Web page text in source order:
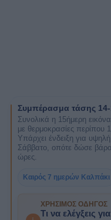
Συμπέρασμα τάσης
Συνολικά η 15ήμερη
με θερμοκρασίες περίπου
Υπάρχει ένδειξη για
Σάββατο, οπότε δώσε
ώρες.
Καιρός 7 ημερών Καλπάκι
ΧΡΉΣΙΜΟΣ ΟΔΗΓΌΣ
Τι να ελέγξεις